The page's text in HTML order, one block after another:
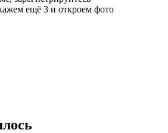
ещё 3 и откроем фото